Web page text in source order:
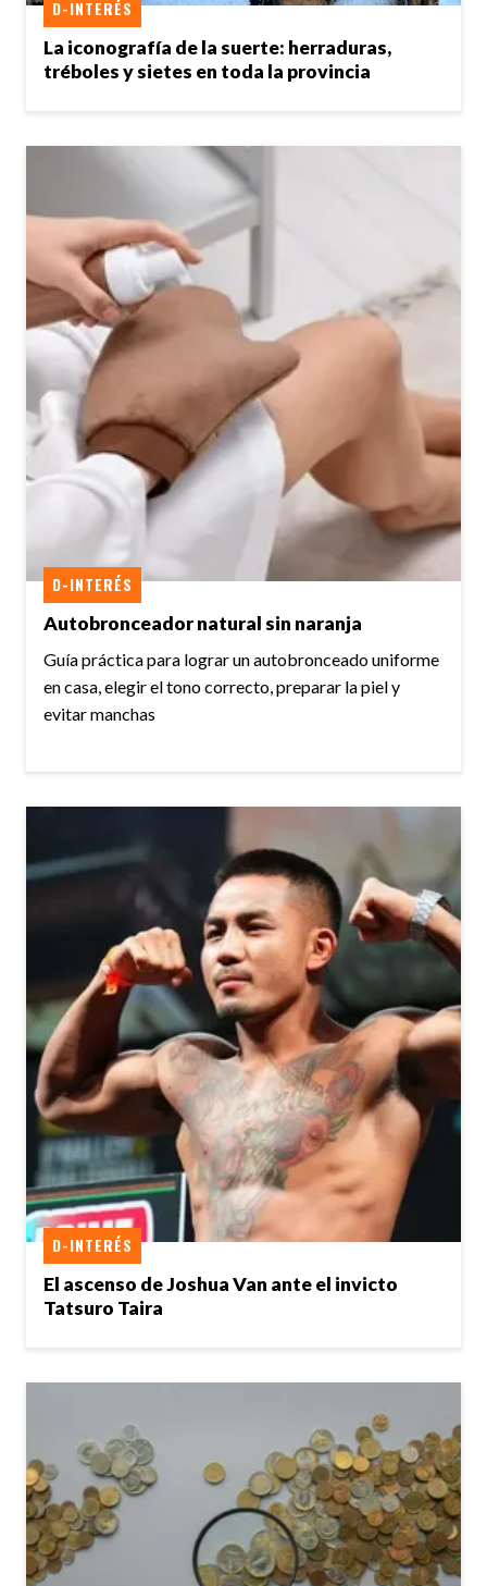
La iconografía de la suerte: herraduras,
tréboles y sietes en toda la provincia
D-INTERÉS
Autobronceador natural sin naranja
D-INTERÉS
Guía práctica para lograr un autobronceado uniforme
en casa, elegir el tono correcto, preparar la piel y
evitar manchas
El ascenso de Joshua Van ante el invicto
Tatsuro Taira
D-INTERÉS